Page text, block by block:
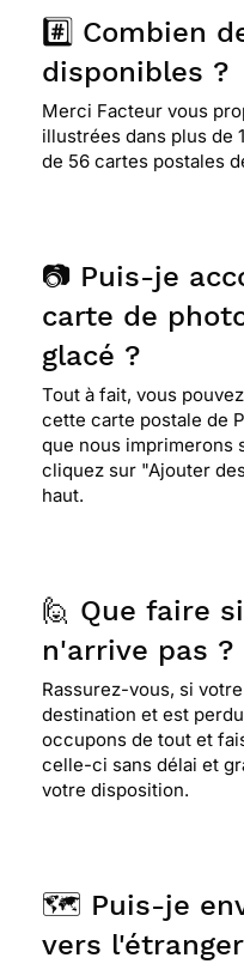
#️⃣ Combien
disponibles ?
Merci Facteur vous
illustrées dans plus de
de 56 cartes postales
📷 Puis-je
carte de
glacé ?
Tout à fait, vous
cette carte postale de
que nous imprimerons
cliquez sur "Ajouter
haut.
🙋 Que faire
n'arrive pas ?
Rassurez-vous, si
destination et est
occupons de tout et
celle-ci sans délai et
votre disposition.
🗺️ Puis-je
vers